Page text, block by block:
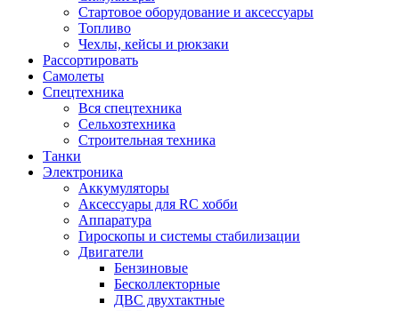
Стартовое оборудование и аксессуары
Топливо
Чехлы, кейсы и рюкзаки
Рассортировать
Самолеты
Спецтехника
Вся спецтехника
Сельхозтехника
Строительная техника
Танки
Электроника
Аккумуляторы
Аксессуары для RC хобби
Аппаратура
Гироскопы и системы стабилизации
Двигатели
Бензиновые
Бесколлекторные
ДВС двухтактные